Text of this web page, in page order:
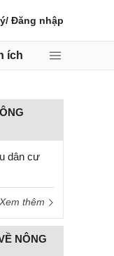
/ Đăng nhập
ích
dân cư
Xem thêm
NÔNG